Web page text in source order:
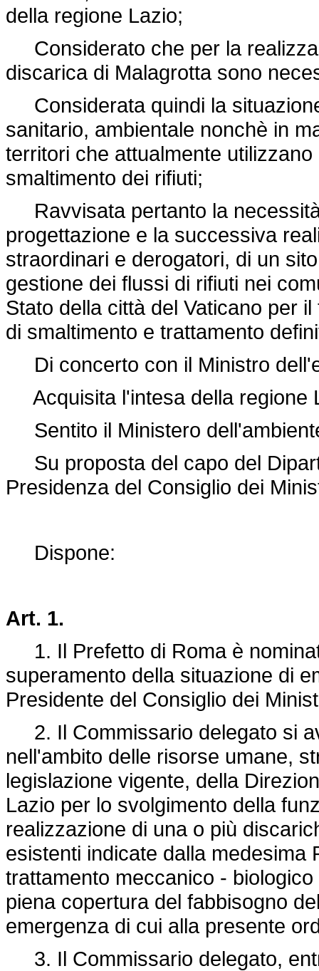
della regione Lazio;
Considerato che per la
discarica di Malagrotta sono
Considerata quindi la
sanitario, ambientale nonchè in
territori che attualmente
smaltimento dei rifiuti;
Ravvisata pertanto la
progettazione e la successiva
straordinari e derogatori, di un
gestione dei flussi di rifiuti nei
Stato della città del Vaticano per
di smaltimento e trattamento
Di concerto con il Ministro
Acquisita l'intesa della regione
Sentito il Ministero
Su proposta del capo del
Presidenza del Consiglio dei
Dispone:
Art. 1.
1. Il Prefetto di Roma è
superamento della situazione di
Presidente del Consiglio dei
2. Il Commissario delegato si
nell'ambito delle risorse umane,
legislazione vigente, della
Lazio per lo svolgimento della
realizzazione di una o più
esistenti indicate dalla medesima
trattamento meccanico -
piena copertura del fabbisogno
emergenza di cui alla presente
3. Il Commissario delegato,